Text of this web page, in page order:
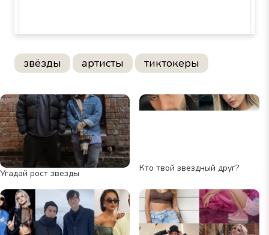
звёзды артисты тиктокеры
Угадай рост звезды Кто твой звёздный друг?